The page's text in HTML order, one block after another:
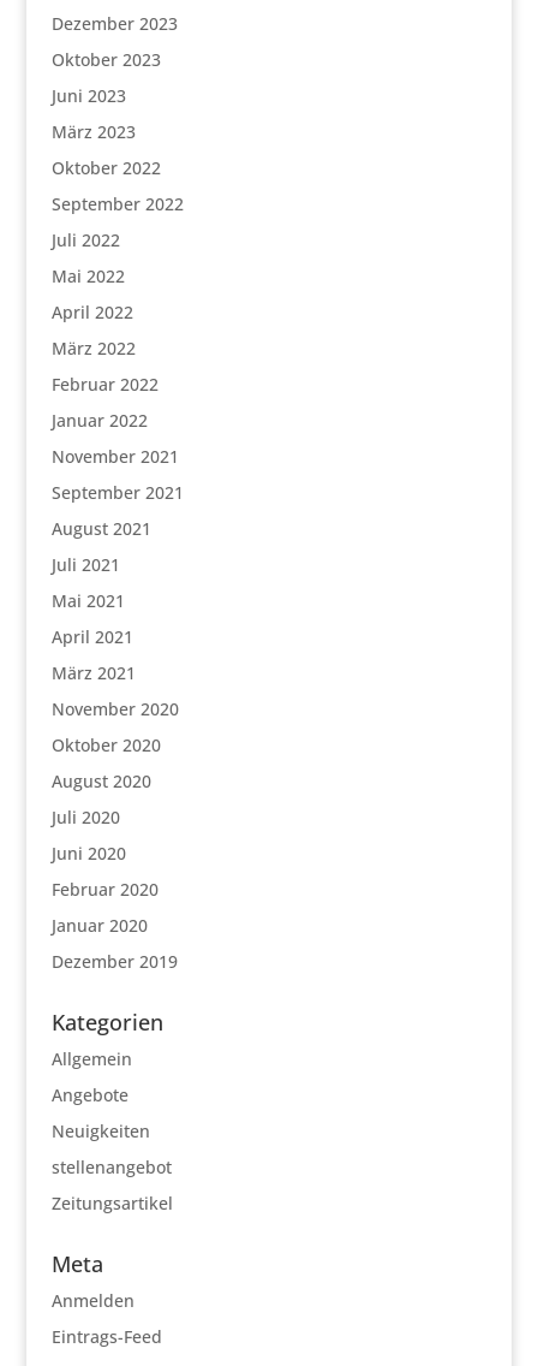
Dezember 2023
Oktober 2023
Juni 2023
März 2023
Oktober 2022
September 2022
Juli 2022
Mai 2022
April 2022
März 2022
Februar 2022
Januar 2022
November 2021
September 2021
August 2021
Juli 2021
Mai 2021
April 2021
März 2021
November 2020
Oktober 2020
August 2020
Juli 2020
Juni 2020
Februar 2020
Januar 2020
Dezember 2019
Kategorien
Allgemein
Angebote
Neuigkeiten
stellenangebot
Zeitungsartikel
Meta
Anmelden
Eintrags-Feed